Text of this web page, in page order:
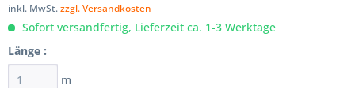
inkl. MwSt.zzgl. Versandkosten
Sofort versandfertig, Lieferzeit ca. 1-3 Werktage
Länge :
m